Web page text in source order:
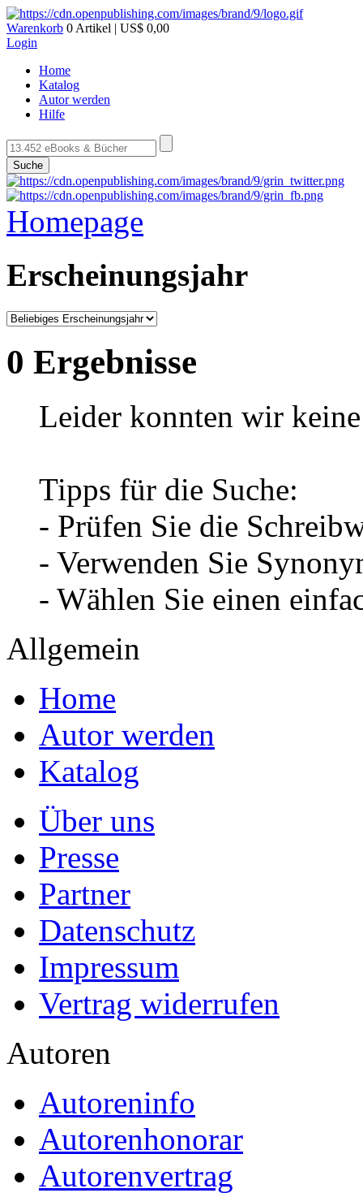
Warenkorb 0 Artikel | US$ 0,00
Login
Home
Katalog
Autor werden
Hilfe
Suche
Homepage
Erscheinungsjahr
0 Ergebnisse
Leider konnten wir
Tipps für die Suche:
- Prüfen Sie die
- Verwenden Sie
- Wählen Sie einen
Allgemein
Home
Autor werden
Katalog
Über uns
Presse
Partner
Datenschutz
Impressum
Vertrag widerrufen
Autoren
Autoreninfo
Autorenhonorar
Autorenvertrag